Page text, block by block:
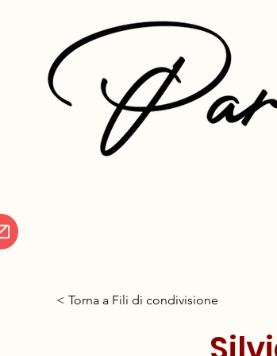
< Torna a Fili di condivisione